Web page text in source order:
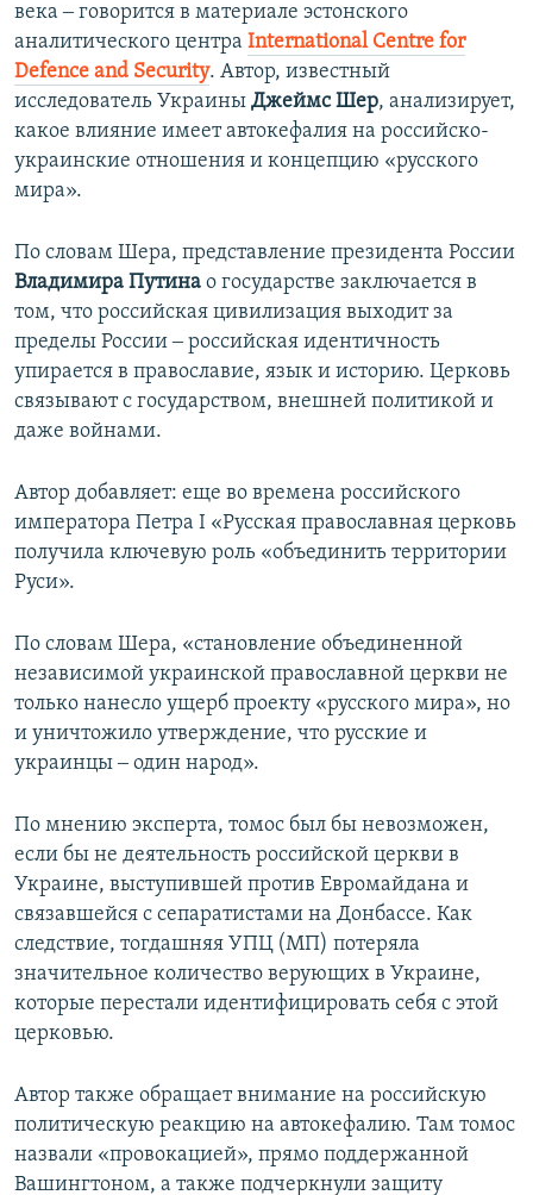
века ‒ говорится в материале эстонского
аналитического центра International Centre for
Defence and Security. Автор, известный
исследователь Украины Джеймс Шер, анализирует,
какое влияние имеет автокефалия на российско-
украинские отношения и концепцию «русского
мира».
По словам Шера, представление президента России
Владимира Путина о государстве заключается в
том, что российская цивилизация выходит за
пределы России ‒ российская идентичность
упирается в православие, язык и историю. Церковь
связывают с государством, внешней политикой и
даже войнами.
Автор добавляет: еще во времена российского
императора Петра I «Русская православная церковь
получила ключевую роль «объединить территории
Руси».
По словам Шера, «становление объединенной
независимой украинской православной церкви не
только нанесло ущерб проекту «русского мира», но
и уничтожило утверждение, что русские и
украинцы ‒ один народ».
По мнению эксперта, томос был бы невозможен,
если бы не деятельность российской церкви в
Украине, выступившей против Евромайдана и
связавшейся с сепаратистами на Донбассе. Как
следствие, тогдашняя УПЦ (МП) потеряла
значительное количество верующих в Украине,
которые перестали идентифицировать себя с этой
церковью.
Автор также обращает внимание на российскую
политическую реакцию на автокефалию. Там томос
назвали «провокацией», прямо поддержанной
Вашингтоном, а также подчеркнули защиту